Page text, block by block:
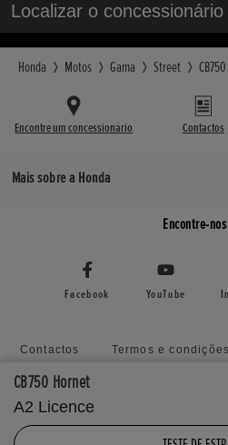
CB750 Hornet
A2 Licence
Localizar o
Honda Motos Gama Street
Encontre um concessionário Contactos
Mais sobre a Honda
Encontre-
Facebook YouTube
Contactos Termos e condições
Anular consentimiento
Livro